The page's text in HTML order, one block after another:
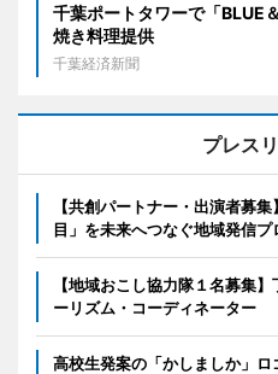
千葉ポートタワーで「
焼き料理提供
千葉経済新聞
プレス
【共創パートナー・出演者募
目」を未来へつなぐ地域発信プ
【地域おこし協力隊１名募集
ーリズム・コーディネーター
高校生発案の「かしましか」